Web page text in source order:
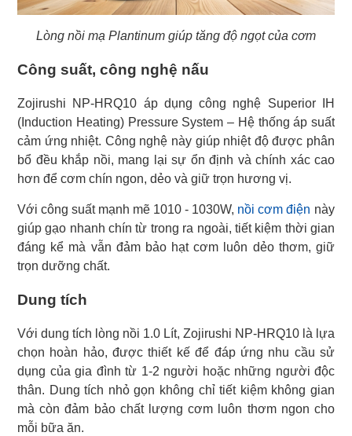
Lòng nồi mạ Plantinum giúp tăng độ ngọt của cơm
Công suất, công nghệ nấu
Zojirushi NP-HRQ10 áp dụng công nghệ Superior IH
(Induction Heating) Pressure System – Hệ thống áp suất
cảm ứng nhiệt. Công nghệ này giúp nhiệt độ được phân
bổ đều khắp nồi, mang lại sự ổn định và chính xác cao
hơn để cơm chín ngon, dẻo và giữ trọn hương vị.
Với công suất mạnh mẽ 1010 - 1030W, nồi cơm điện này
giúp gạo nhanh chín từ trong ra ngoài, tiết kiệm thời gian
đáng kể mà vẫn đảm bảo hạt cơm luôn dẻo thơm, giữ
trọn dưỡng chất.
Dung tích
Với dung tích lòng nồi 1.0 Lít, Zojirushi NP-HRQ10 là lựa
chọn hoàn hảo, được thiết kế để đáp ứng nhu cầu sử
dụng của gia đình từ 1-2 người hoặc những người độc
thân. Dung tích nhỏ gọn không chỉ tiết kiệm không gian
mà còn đảm bảo chất lượng cơm luôn thơm ngon cho
mỗi bữa ăn.